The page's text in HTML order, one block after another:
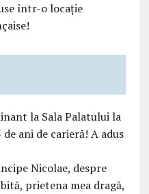
într-o locație
la Sala Palatului la
ani de carieră! A adus
Nicolae, despre
prietena mea dragă,